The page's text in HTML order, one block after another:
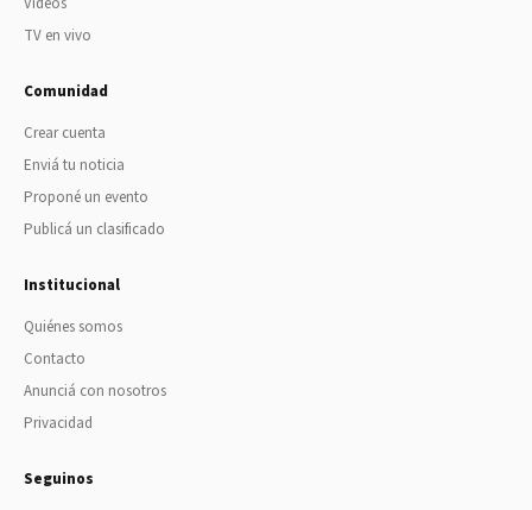
TV en vivo
Comunidad
Crear cuenta
Enviá tu noticia
Proponé un evento
Publicá un clasificado
Institucional
Quiénes somos
Contacto
Anunciá con nosotros
Privacidad
Seguinos